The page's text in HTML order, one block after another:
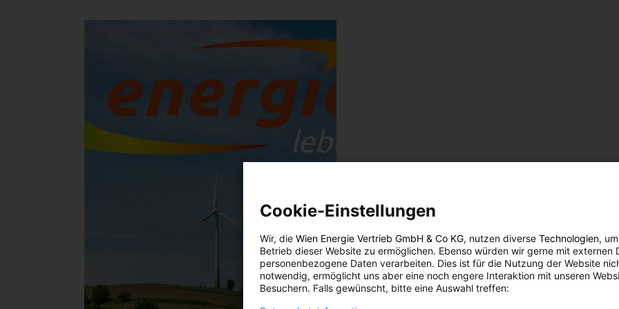
Cookie-Einstellungen
Wir, die Wien Energie Vertrieb GmbH & Co KG, nutzen diverse Technologien,
Betrieb dieser Website zu ermöglichen. Ebenso würden wir gerne mit externen
personenbezogene Daten verarbeiten. Dies ist für die Nutzung der Website
notwendig, ermöglicht uns aber eine noch engere Interaktion mit unseren
Besuchern. Falls gewünscht, bitte eine Auswahl treffen: